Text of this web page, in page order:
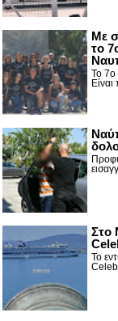
Με
το
Το 7ο
Στο
Το